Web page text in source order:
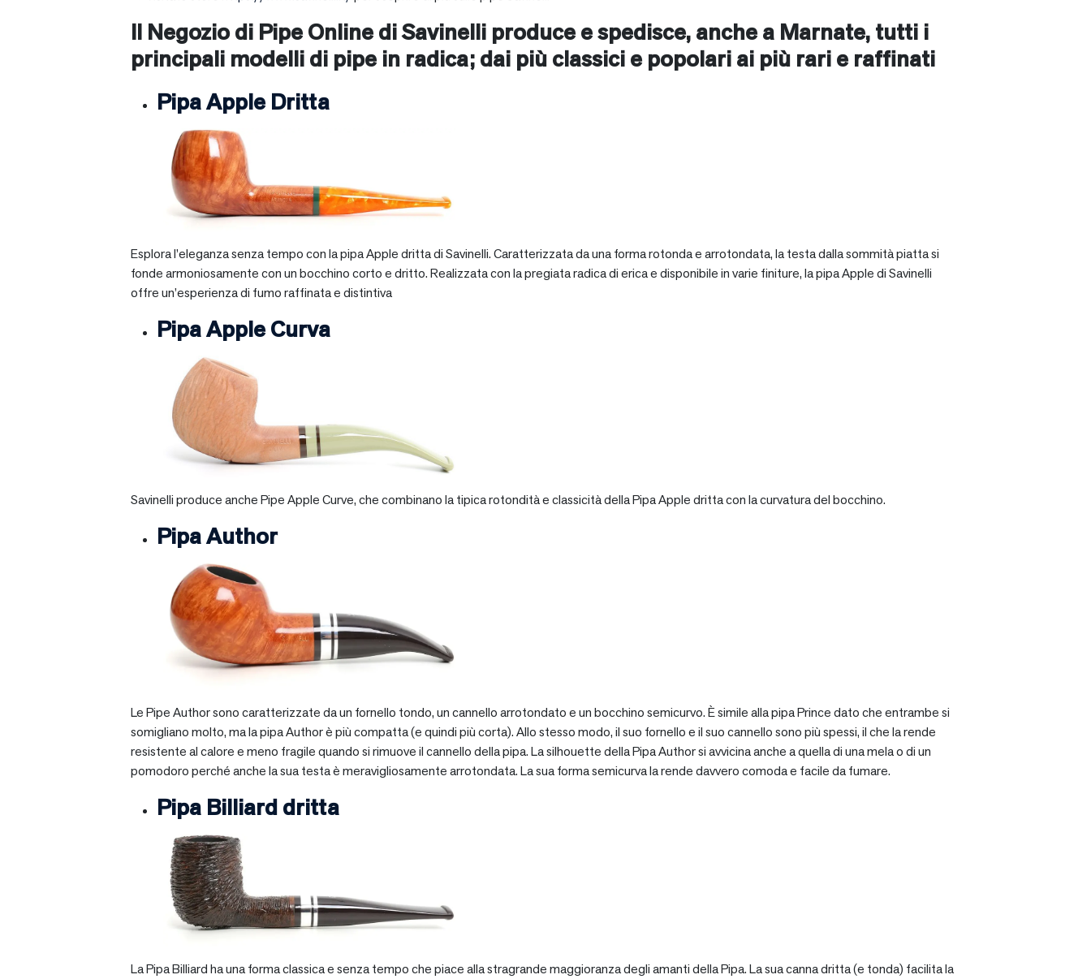
Il Negozio di Pipe Online di Savinelli produce e spedisce, anche a Marnate, tutti i
principali modelli di pipe in radica; dai più classici e popolari ai più rari e raffinati
Pipa Apple Dritta
Esplora l’eleganza senza tempo con la pipa Apple dritta di Savinelli. Caratterizzata da una forma rotonda e arrotondata, la testa dalla sommità piatta si
fonde armoniosamente con un bocchino corto e dritto. Realizzata con la pregiata radica di erica e disponibile in varie finiture, la pipa Apple di Savinelli
offre un’esperienza di fumo raffinata e distintiva
Pipa Apple Curva
Savinelli produce anche Pipe Apple Curve, che combinano la tipica rotondità e classicità della Pipa Apple dritta con la curvatura del bocchino.
Pipa Author
Le Pipe Author sono caratterizzate da un fornello tondo, un cannello arrotondato e un bocchino semicurvo. È simile alla pipa Prince dato che entrambe si
somigliano molto, ma la pipa Author è più compatta (e quindi più corta). Allo stesso modo, il suo fornello e il suo cannello sono più spessi, il che la rende
resistente al calore e meno fragile quando si rimuove il cannello della pipa. La silhouette della Pipa Author si avvicina anche a quella di una mela o di un
pomodoro perché anche la sua testa è meravigliosamente arrotondata. La sua forma semicurva la rende davvero comoda e facile da fumare.
Pipa Billiard dritta
La Pipa Billiard ha una forma classica e senza tempo che piace alla stragrande maggioranza degli amanti della Pipa. La sua canna dritta (e tonda) facilita la